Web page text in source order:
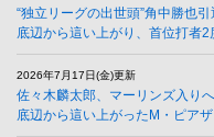
“独立リーグの出世頭”角中勝也引
底辺から這い上がり、首位打者2
2026年7月17日(金)更新
佐々木麟太郎、マーリンズ入りへ
底辺から這い上がったM・ピアザ